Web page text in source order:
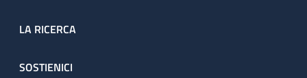
LA RICERCA
SOSTIENICI